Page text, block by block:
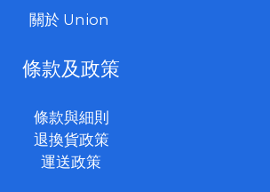
關於 Union
條款及政策
條款與細則
退換貨政策
運送政策